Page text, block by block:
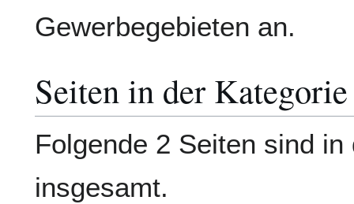
Gewerbegebieten an.
Seiten in der
Folgende 2 Seiten sind
insgesamt.